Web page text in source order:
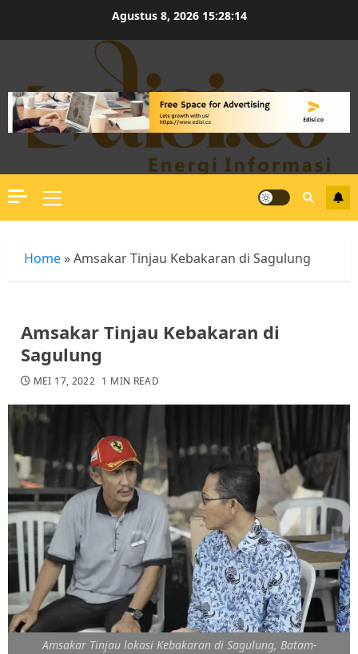
Agustus 8, 2026 15:28:15
Primary
Menu
Home »Amsakar Tinjau Kebakaran di Sagulung
Amsakar Tinjau Kebakaran di
Sagulung
MEI 17, 2022 1 MIN READ
Amsakar Tinjau lokasi Kebakaran di Sagulung, Batam-